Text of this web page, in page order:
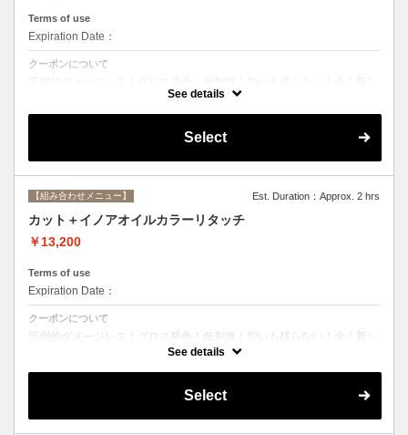
Terms of use
Expiration Date：
クーポンについて
い処方のイノアオイルカラーのセットメニュー☆
See details
Select
【組み合わせメニュー】 Est. Duration：Approx. 2 hrs
カット＋イノアオイルカラーリタッチ
￥13,200
Terms of use
Expiration Date：
クーポンについて
圧倒的ダメージレス！グロス発色！低刺激！匂いも残らない！全く新し
い処方のイノアオイルカラーのセットメニュー☆ ※根元２ｃｍまでの
See details
Select